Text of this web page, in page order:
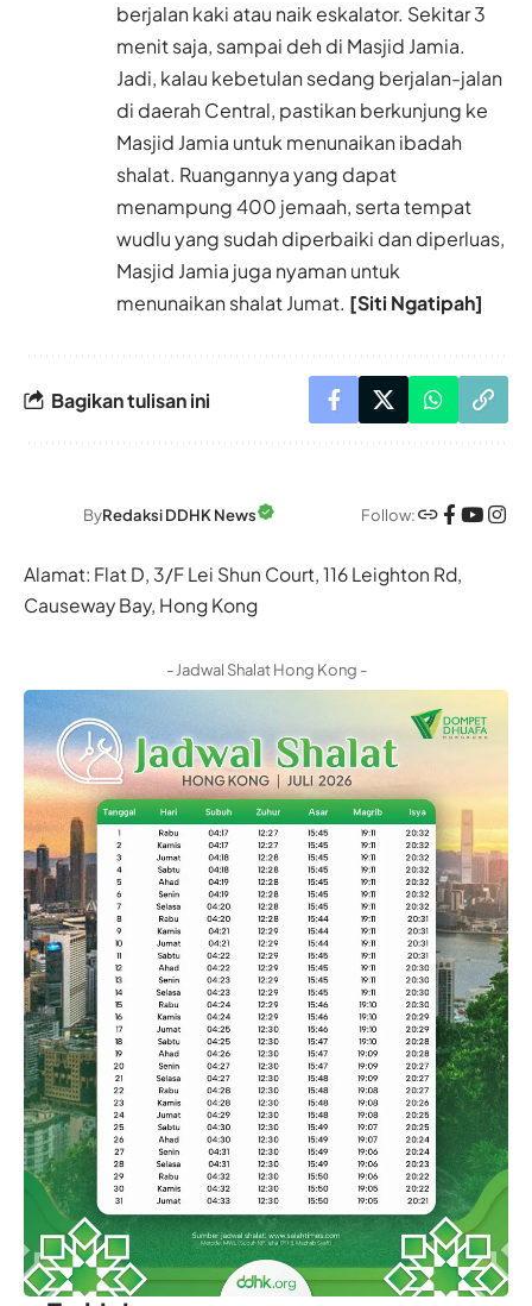
berjalan kaki atau naik eskalator. Sekitar 3
menit saja, sampai deh di Masjid Jamia.
Jadi, kalau kebetulan sedang berjalan-jalan
di daerah Central, pastikan berkunjung ke
Masjid Jamia untuk menunaikan ibadah
shalat. Ruangannya yang dapat
menampung 400 jemaah, serta tempat
wudlu yang sudah diperbaiki dan diperluas,
Masjid Jamia juga nyaman untuk
menunaikan shalat Jumat. [Siti Ngatipah]
Bagikan tulisan ini
ByRedaksi DDHK News Follow:
Alamat: Flat D, 3/F Lei Shun Court, 116 Leighton Rd,
Causeway Bay, Hong Kong
- Jadwal Shalat Hong Kong -